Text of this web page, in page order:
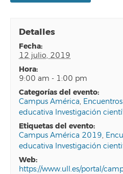
Detalles
fecha:
12 julio, 2019
hora:
9:00 am - 1:00 pm
categorías del evento:
Campus América,
educativa Investigación
etiquetas del evento:
Campus América 2019,
educativa Investigación
web:
https://www.ull.es/portal/